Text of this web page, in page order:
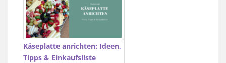
Käseplatte anrichten: Ideen,
Tipps & Einkaufsliste